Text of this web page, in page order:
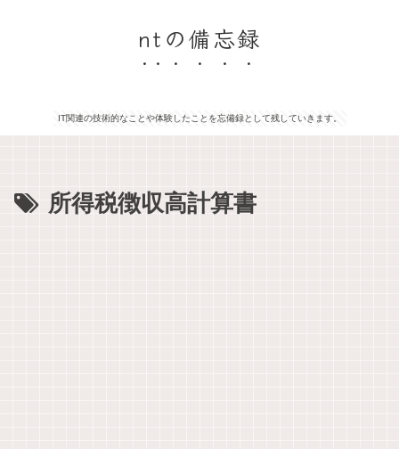
ntの備忘録
IT関連の技術的なことや体験したことを忘備録として残していきます。
所得税徴収高計算書